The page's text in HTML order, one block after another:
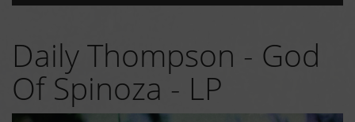
Daily Thompson - God
Of Spinoza - LP